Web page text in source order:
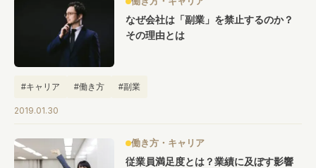
なぜ会社は「副業」を禁止するのか？
その理由とは
#キャリア #働き方 #副業
2019.01.30
働き方・キャリア
従業員満足度とは？業績に及ぼす影響